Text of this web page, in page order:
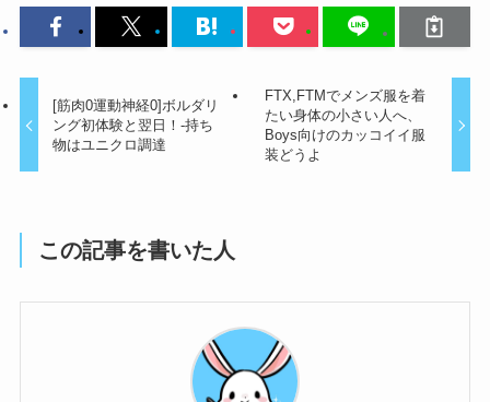
[筋肉0運動神経0]ボルダリ
ング初体験と翌日！-持ち
物はユニクロ調達
FTX,FTMでメンズ服を着
たい身体の小さい人へ、
Boys向けのカッコイイ服
装どうよ
この記事を書いた人